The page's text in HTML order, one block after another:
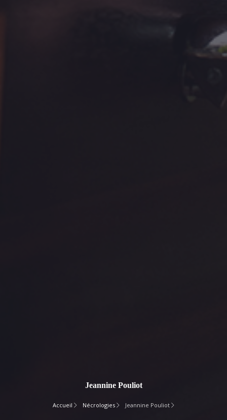
Jeannine Pouliot
Accueil Nécrologies Jeannine Pouliot